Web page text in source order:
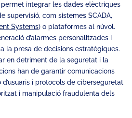
permet integrar les dades elèctriques
supervisió, com sistemes SCADA,
Systems) o plataformes al núvol.
d’alarmes personalitzades i
la presa de decisions estratègiques.
en detriment de la seguretat i la
han de garantir comunicacions
i protocols de ciberseguretat
i manipulació fraudulenta dels